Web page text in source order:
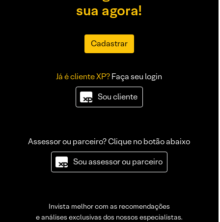
sua agora!
Cadastrar
Já é cliente XP?Faça seu login
Sou cliente
Assessor ou parceiro? Clique no botão abaixo
Sou assessor ou parceiro
Invista melhor com as recomendações
e análises exclusivas dos nossos especialistas.